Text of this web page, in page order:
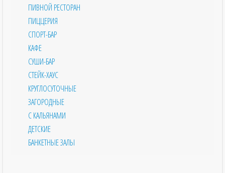
ПИВНОЙ РЕСТОРАН
ПИЦЦЕРИЯ
СПОРТ-БАР
КАФЕ
СУШИ-БАР
СТЕЙК-ХАУС
КРУГЛОСУТОЧНЫЕ
ЗАГОРОДНЫЕ
С КАЛЬЯНАМИ
ДЕТСКИЕ
БАНКЕТНЫЕ ЗАЛЫ